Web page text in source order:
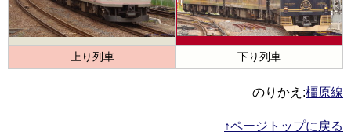
上り列車 下り列車
のりかえ:橿原線
↑ページトップに戻る